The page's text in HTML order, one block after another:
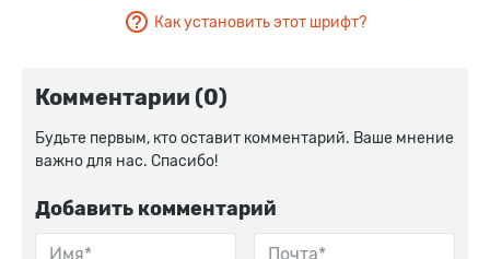
Как установить этот шрифт?
Комментарии (0)
Будьте первым, кто оставит комментарий. Ваше мнение
важно для нас. Спасибо!
Добавить комментарий